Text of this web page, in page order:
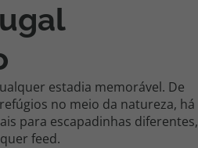
estadia memorável. De
no meio da natureza, há
para escapadinhas diferentes,
feed.